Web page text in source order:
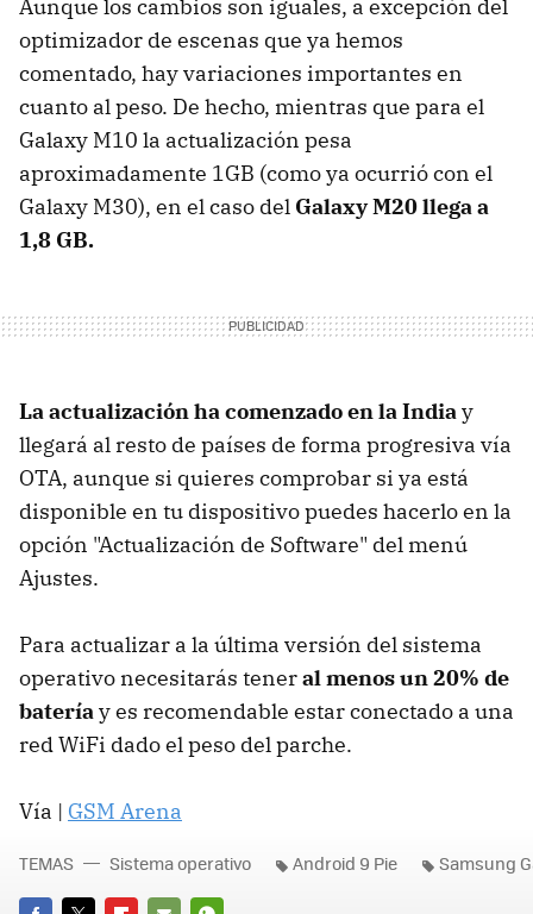
Aunque los cambios son iguales, a excepción del
optimizador de escenas que ya hemos
comentado, hay variaciones importantes en
cuanto al peso. De hecho, mientras que para el
Galaxy M10 la actualización pesa
aproximadamente 1GB (como ya ocurrió con el
Galaxy M30), en el caso del Galaxy M20 llega a
1,8 GB.
La actualización ha comenzado en la Indiay
llegará al resto de países de forma progresiva vía
OTA, aunque si quieres comprobar si ya está
disponible en tu dispositivo puedes hacerlo en la
opción "Actualización de Software" del menú
Ajustes.
Para actualizar a la última versión del sistema
operativo necesitarás teneral menos un 20% de
bateríay es recomendable estar conectado a una
red WiFi dado el peso del parche.
Vía | GSM Arena
TEMAS Sistema operativo Android 9 Pie Samsung